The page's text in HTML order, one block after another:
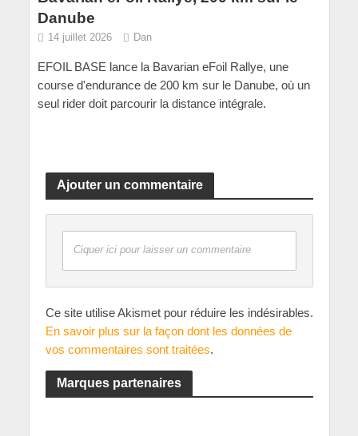
Danube
14 juillet 2026 Dan
EFOIL BASE lance la Bavarian eFoil Rallye, une
course d'endurance de 200 km sur le Danube, où un
seul rider doit parcourir la distance intégrale.
Ajouter un commentaire
Ciquer ici pour laisser un commentaire
Ce site utilise Akismet pour réduire les indésirables.
En savoir plus sur la façon dont les données de
vos commentaires sont traitées.
Marques partenaires